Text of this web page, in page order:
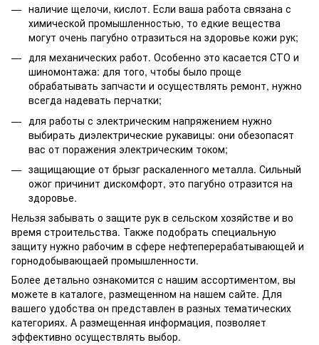
наличие щелочи, кислот. Если ваша работа связана с
химической промышленностью, то едкие вещества
могут очень пагубно отразиться на здоровье кожи рук;
для механических работ. Особенно это касается СТО и
шиномонтажа: для того, чтобы было проще
обрабатывать запчасти и осуществлять ремонт, нужно
всегда надевать перчатки;
для работы с электрическим напряжением нужно
выбирать диэлектрические рукавицы: они обезопасят
вас от поражения электрическим током;
защищающие от брызг раскаленного металла. Сильный
ожог причинит дискомфорт, это пагубно отразится на
здоровье.
Нельзя забывать о защите рук в сельском хозяйстве и во
время строительства. Также подобрать специальную
защиту нужно рабочим в сфере нефтеперерабатывающей и
горнодобывающаей промышленности.
Более детально ознакомится с нашим ассортиментом, вы
можете в каталоге, размещенном на нашем сайте. Для
вашего удобства он представлен в разных тематических
категориях. А размещенная информация, позволяет
эффективно осуществлять выбор.